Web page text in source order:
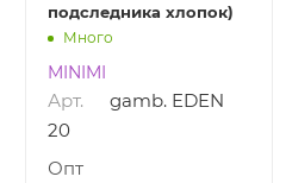
подследника хлопок)
Много
MINIMI
Арт.
gamb. EDEN
20
Опт